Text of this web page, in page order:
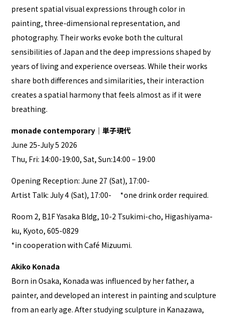
present spatial visual expressions through color in
painting, three-dimensional representation, and
photography. Their works evoke both the cultural
sensibilities of Japan and the deep impressions shaped by
years of living and experience overseas. While their works
share both differences and similarities, their interaction
creates a spatial harmony that feels almost as if it were
breathing.
monade contemporary｜単子現代
June 25-July 5 2026
Thu, Fri: 14:00-19:00, Sat, Sun:14:00 – 19:00
Opening Reception: June 27 (Sat), 17:00-
Artist Talk: July 4 (Sat), 17:00- *one drink order required.
Room 2, B1F Yasaka Bldg, 10-2 Tsukimi-cho, Higashiyama-
ku, Kyoto, 605-0829
*in cooperation with Café Mizuumi.
Akiko Konada
Born in Osaka, Konada was influenced by her father, a
painter, and developed an interest in painting and sculpture
from an early age. After studying sculpture in Kanazawa,